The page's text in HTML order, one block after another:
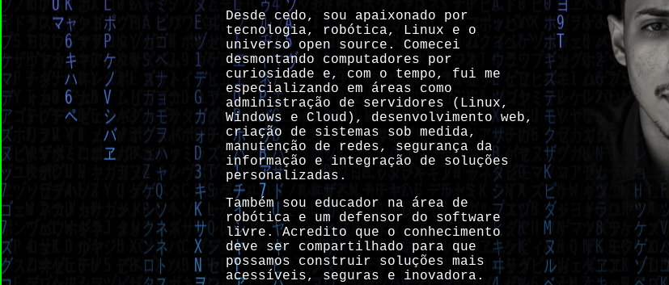
Desde cedo, sou apaixonado por
tecnologia, robótica, Linux e o
universo open source. Comecei
desmontando computadores por
curiosidade e, com o tempo, fui me
especializando em áreas como
administração de servidores (Linux,
Windows e Cloud), desenvolvimento web,
criação de sistemas sob medida,
manutenção de redes, segurança da
informação e integração de soluções
personalizadas.
Também sou educador na área de
robótica e um defensor do software
livre. Acredito que o conhecimento
deve ser compartilhado para que
possamos construir soluções mais
acessíveis, seguras e inovadora.